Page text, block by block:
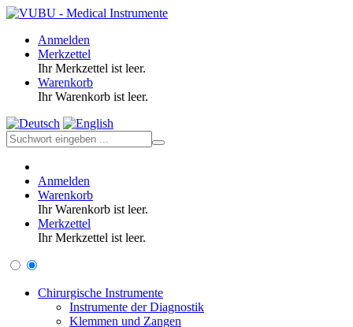
Anmelden
Merkzettel
Ihr Merkzettel ist leer.
Warenkorb
Ihr Warenkorb ist leer.
Anmelden
Warenkorb
Ihr Warenkorb ist leer.
Merkzettel
Ihr Merkzettel ist leer.
Chirurgische Instrumente
Instrumente der Diagnostik
Klemmen und Zangen